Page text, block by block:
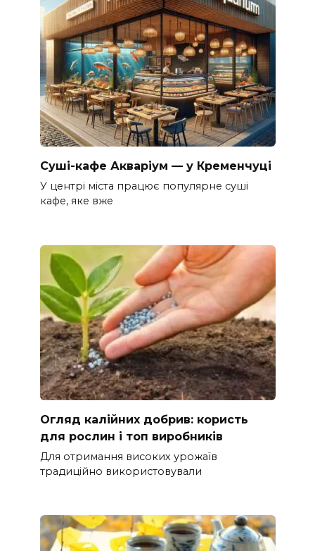
Суші-кафе Акваріум — у Кременчуці
У центрі міста працює популярне суші
кафе, яке вже
Огляд калійних добрив: користь
для рослин і топ виробників
Для отримання високих урожаїв
традиційно використовували